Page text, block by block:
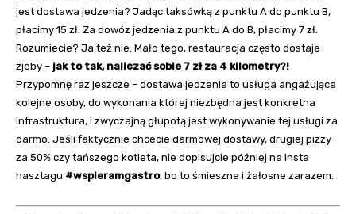
jest dostawa jedzenia? Jadąc taksówką z punktu A do punktu B,
płacimy 15 zł. Za dowóz jedzenia z punktu A do B, płacimy 7 zł.
Rozumiecie? Ja też nie. Mało tego, restauracja często dostaje
zjeby – jak to tak, naliczać sobie 7 zł za 4 kilometry?!
Przypomnę raz jeszcze – dostawa jedzenia to usługa angażująca
kolejne osoby, do wykonania której niezbędna jest konkretna
infrastruktura, i zwyczajną głupotą jest wykonywanie tej usługi za
darmo. Jeśli faktycznie chcecie darmowej dostawy, drugiej pizzy
za 50% czy tańszego kotleta, nie dopisujcie później na insta
hasztagu #wspieramgastro, bo to śmieszne i żałosne zarazem.